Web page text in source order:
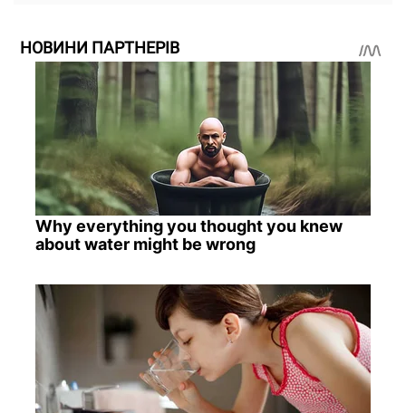
НОВИНИ ПАРТНЕРІВ
Why everything you thought you knew
about water might be wrong